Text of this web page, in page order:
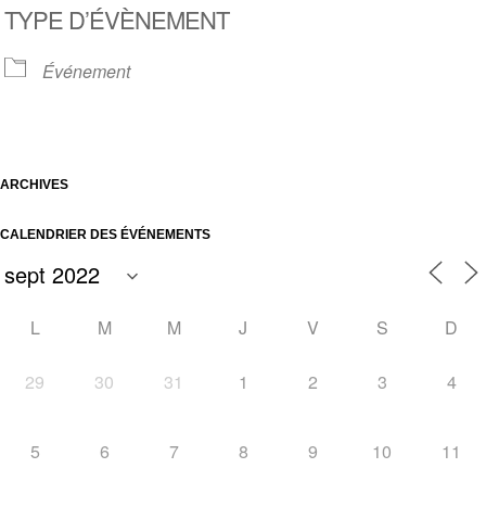
TYPE D’ÉVÈNEMENT
Événement
ARCHIVES
CALENDRIER DES ÉVÉNEMENTS
L M M J V S D
29 30 31 1 2 3 4
5 6 7 8 9 10 11